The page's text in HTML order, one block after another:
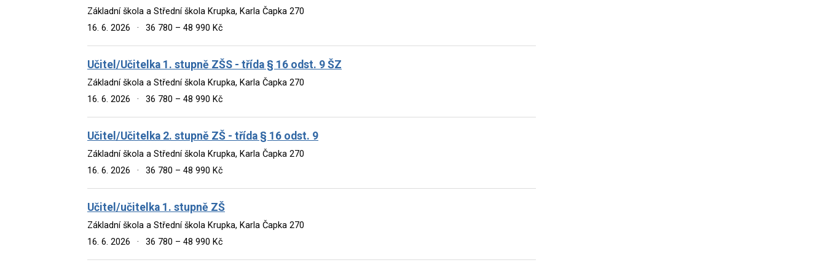
Základní škola a Střední škola Krupka, Karla Čapka 270
16. 6. 2026
· 36 780 – 48 990 Kč
Učitel/Učitelka 1. stupně ZŠS - třída § 16 odst. 9 ŠZ
Základní škola a Střední škola Krupka, Karla Čapka 270
16. 6. 2026
· 36 780 – 48 990 Kč
Učitel/Učitelka 2. stupně ZŠ - třída § 16 odst. 9
Základní škola a Střední škola Krupka, Karla Čapka 270
16. 6. 2026
· 36 780 – 48 990 Kč
Učitel/učitelka 1. stupně ZŠ
Základní škola a Střední škola Krupka, Karla Čapka 270
16. 6. 2026
· 36 780 – 48 990 Kč